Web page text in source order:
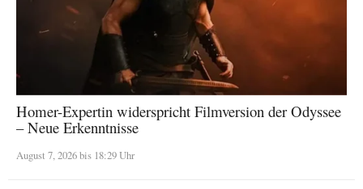
Homer-Expertin widerspricht Filmversion der Odyssee
– Neue Erkenntnisse
August 7, 2026 bis 18:29 Uhr